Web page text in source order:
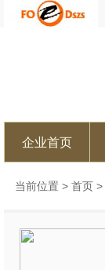
企业首页
当前位置 > 首页 >